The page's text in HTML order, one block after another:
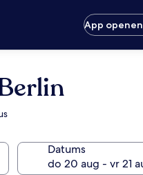
App openen
Datums